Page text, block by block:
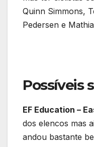
Quinn Simmons,
Pedersen e
Possíveis
EF Education –
dos elencos mas
andou bastante